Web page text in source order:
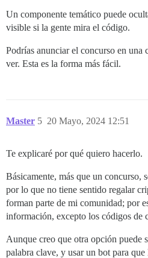
Un componente temático puede
visible si la gente mira el código.
Podrías anunciar el concurso en una
ver. Esta es la forma más fácil.
Master 20 Mayo, 2024 12:51
5
Te explicaré por qué quiero hacerlo.
Básicamente, más que un concurso,
por lo que no tiene sentido regalar
forman parte de mi comunidad; por
información, excepto los códigos de
Aunque creo que otra opción puede
palabra clave, y usar un bot para que